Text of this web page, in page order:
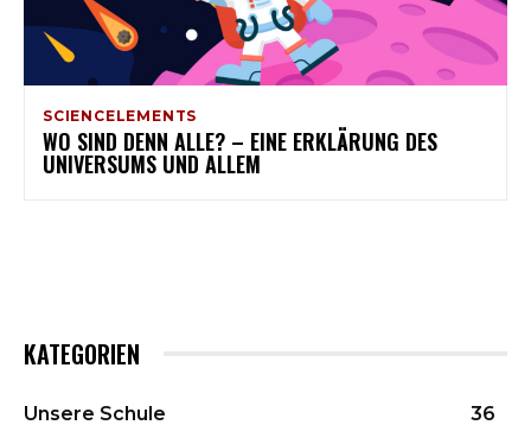
SCIENCELEMENTS
WO SIND DENN ALLE? – EINE ERKLÄRUNG DES
UNIVERSUMS UND ALLEM
KATEGORIEN
Unsere Schule 36